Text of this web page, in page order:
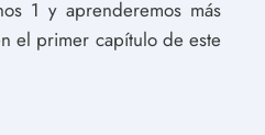
1 y aprenderemos más
el primer capítulo de este